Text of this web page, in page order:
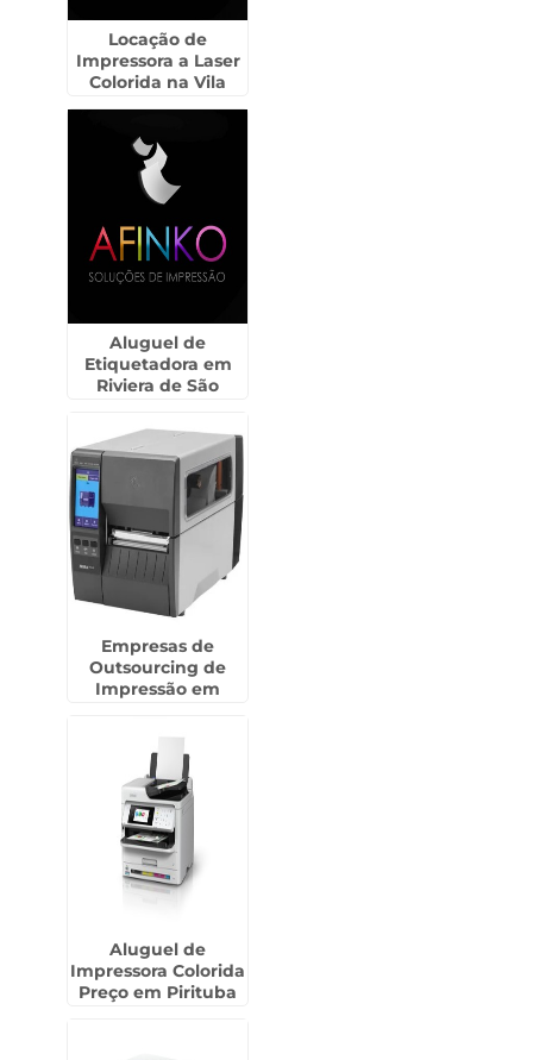
Locação de
Impressora a Laser
Colorida na Vila
Aluguel de
Etiquetadora em
Riviera de São
Empresas de
Outsourcing de
Impressão em
Aluguel de
Impressora Colorida
Preço em Pirituba